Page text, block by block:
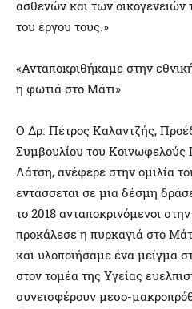
ασθενών και των οικογενειών
του έργου τους.»
«Ανταποκριθήκαμε στην
η φωτιά στο Μάτι»
Ο Δρ. Πέτρος Καλαντζής,
Συμβουλίου του Κοινωφελούς
Λάτση, ανέφερε στην ομιλία
εντάσσεται σε μια δέσμη
το 2018 ανταποκρινόμενοι
προκάλεσε η πυρκαγιά στο
και υλοποιήσαμε ένα μείγμα
στον τομέα της Υγείας
συνεισφέρουν μεσο-